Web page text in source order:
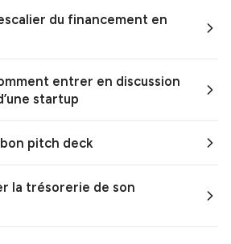
du financement en
entrer en discussion
startup
pitch deck
la trésorerie de son